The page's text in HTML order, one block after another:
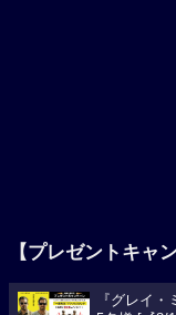
【プレゼントキャ
『グレイ